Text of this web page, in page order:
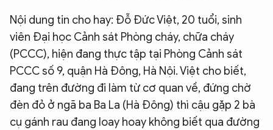
Nội dung tin cho hay: Đỗ Đức Việt, 20 tuổi, sinh
viên Đại học Cảnh sát Phòng cháy, chữa cháy
(PCCC), hiện đang thực tập tại Phòng Cảnh sát
PCCC số 9, quận Hà Đông, Hà Nội. Việt cho biết,
đang trên đường đi làm từ cơ quan về, đứng chờ
đèn đỏ ở ngã ba Ba La (Hà Đông) thì cậu gặp 2 bà
cụ gánh rau đang loay hoay không biết qua đường